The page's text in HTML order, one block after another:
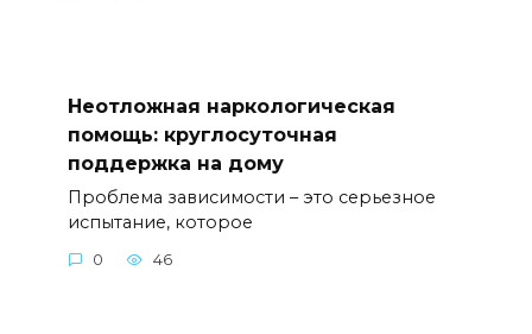
Неотложная наркологическая
помощь: круглосуточная
поддержка на дому
Проблема зависимости – это серьезное
испытание, которое
0 46